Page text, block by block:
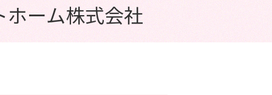
ーム株式会社